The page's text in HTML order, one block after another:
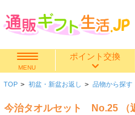
MENU
ポイント交換
快気祝い
TOP > 初盆・新盆お返し > 品物から探す
今治タオルセット No.25 （